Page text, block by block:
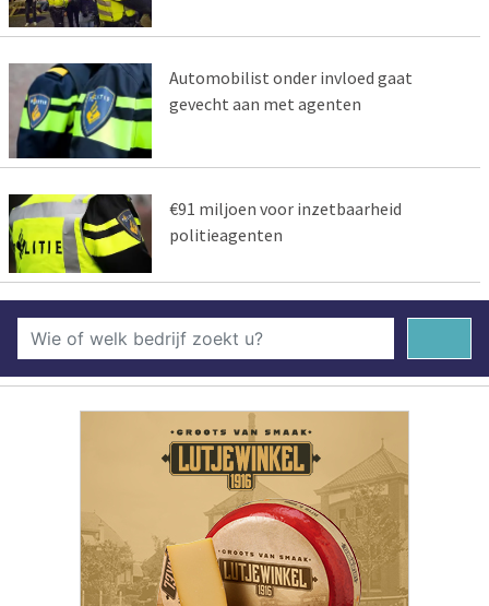
Automobilist onder invloed gaat
gevecht aan met agenten
€91 miljoen voor inzetbaarheid
politieagenten